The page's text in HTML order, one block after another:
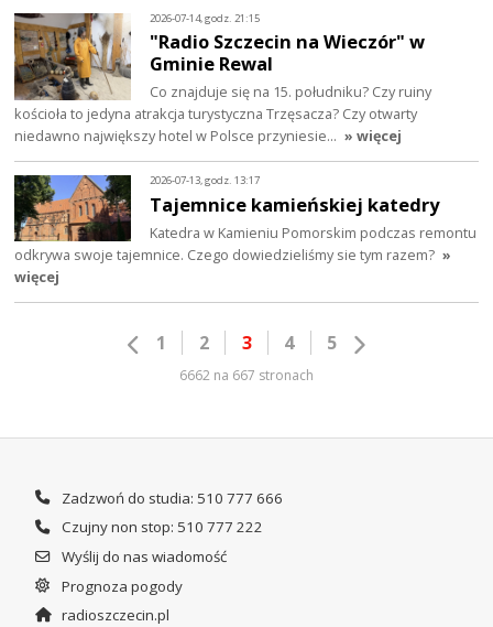
2026-07-14, godz. 21:15
"Radio Szczecin na Wieczór" w
Gminie Rewal
Co znajduje się na 15. południku? Czy ruiny
kościoła to jedyna atrakcja turystyczna Trzęsacza? Czy otwarty
niedawno największy hotel w Polsce przyniesie… » więcej
2026-07-13, godz. 13:17
Tajemnice kamieńskiej katedry
Katedra w Kamieniu Pomorskim podczas remontu
odkrywa swoje tajemnice. Czego dowiedzieliśmy sie tym razem? »
więcej
1 2 3 4 5
6662 na 667 stronach
Zadzwoń do studia: 510 777 666
Czujny non stop: 510 777 222
Wyślij do nas wiadomość
Prognoza pogody
radioszczecin.pl